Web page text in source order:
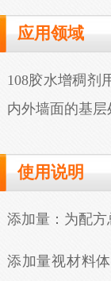
应用领域
108胶水增稠剂
内外墙面的基层
使用说明
添加量：为配方
添加量视材料